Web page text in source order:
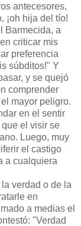
antecesores,
¡oh hija del tío!
Barmecida, a
criticar mis
preferencia
súbditos!" Y
y se quejó
comprender
mayor peligro.
en el sentir
el visir se
Luego, muy
el castigo
a cualquiera
verdad o de la
en
a medias el
"Verdad